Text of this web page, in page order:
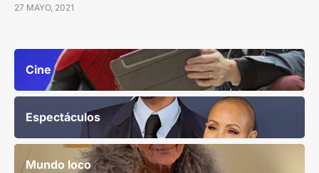
27 MAYO, 2021
Cine
Espectáculos
Mundo loco